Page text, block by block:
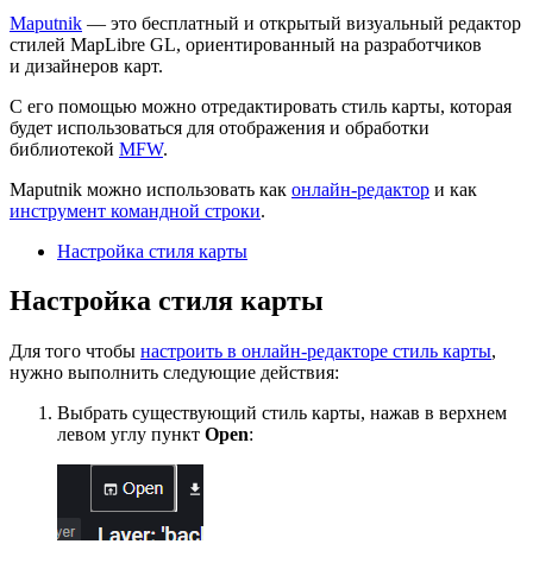
Maputnik — это бесплатный и открытый визуальный редактор
стилей MapLibre GL, ориентированный на разработчиков
и дизайнеров карт.
С его помощью можно отредактировать стиль карты, которая
будет использоваться для отображения и обработки
библиотекой MFW.
Maputnik можно использовать как онлайн-редактор и как
инструмент командной строки.
Настройка стиля карты
Настройка стиля карты
Для того чтобы настроить в онлайн-редакторе стиль карты,
нужно выполнить следующие действия:
Выбрать существующий стиль карты, нажав в верхнем
левом углу пункт Open: